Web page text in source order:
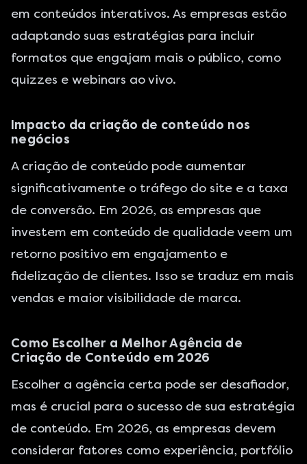
em conteúdos interativos. As empresas estão
adaptando suas estratégias para incluir
formatos que engajam mais o público, como
quizzes e webinars ao vivo.
Impacto da criação de conteúdo nos
negócios
A criação de conteúdo pode aumentar
significativamente o tráfego do site e a taxa
de conversão. Em 2026, as empresas que
investem em conteúdo de qualidade veem um
retorno positivo em engajamento e
fidelização de clientes. Isso se traduz em mais
vendas e maior visibilidade de marca.
Como Escolher a Melhor Agência de
Criação de Conteúdo em 2026
Escolher a agência certa pode ser desafiador,
mas é crucial para o sucesso de sua estratégia
de conteúdo. Em 2026, as empresas devem
considerar fatores como experiência, portfólio